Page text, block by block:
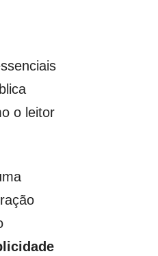
o leitor